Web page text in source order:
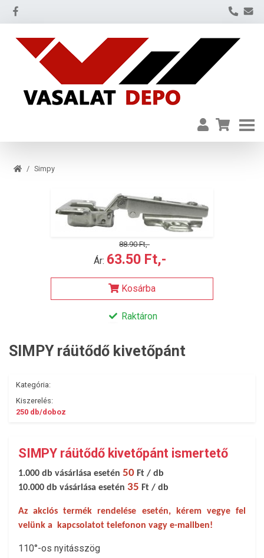
Simpy
88.90 Ft,-
Ár: 63.50 Ft,-
Kosárba
Raktáron
SIMPY ráütődő kivetőpánt
Kategória:
Kiszerelés:
250 db/doboz
SIMPY ráütődő kivetőpánt ismertető
1.000 db vásárlása esetén 50 Ft / db
10.000 db vásárlása esetén 35 Ft / db
Az akciós termék rendelése esetén, kérem vegye fel
velünk a kapcsolatot telefonon vagy e-mailben!
110°-os nyitásszög